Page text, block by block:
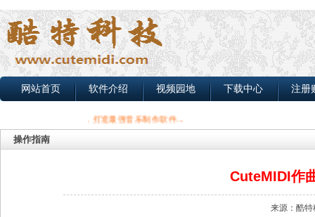
网站首页 软件介绍 视频园地 下载中心 注册
技：追求卓越品质，打造最强音乐制作软件...
操作指南
CuteMIDI作
来源：酷